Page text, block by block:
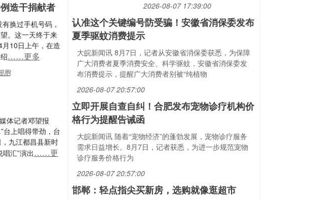
造干捐献者
换过手机号码，
。这一天终于来
月10日上午，在造
……更多
胞
体记者邓望报
台上唱得带劲，台
九江都昌县新时
汇”演出……更
2026-08-07 17:39:00
认准这个关键编号防受骗！安徽省消保委发布
夏季驱蚊消费提示
大皖新闻讯 8月7日，记者从安徽省消保委获悉，为保障
广大消费者夏季消费安全、科学驱蚊，安徽省消保委发
布消费提示，提醒广大消费者别被“纯植物
2026-08-07 20:57:00
立即开展自查自纠！合肥发布宠物诊疗机构价
格行为提醒告诫函
大皖新闻讯 随着“宠物经济”的蓬勃发展，宠物诊疗服务
需求日益增长。8月7日，记者获悉，为进一步规范宠物
诊疗服务价格行为
2026-08-07 20:57:00
邯郸：轻点指尖买新房，选购就像逛超市